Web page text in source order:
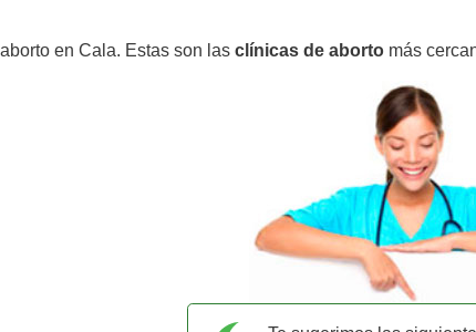
en Cala. Estas son las clínicas de aborto más